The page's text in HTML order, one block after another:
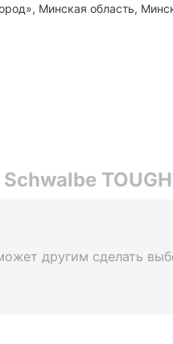
Минская область,
другим сделать